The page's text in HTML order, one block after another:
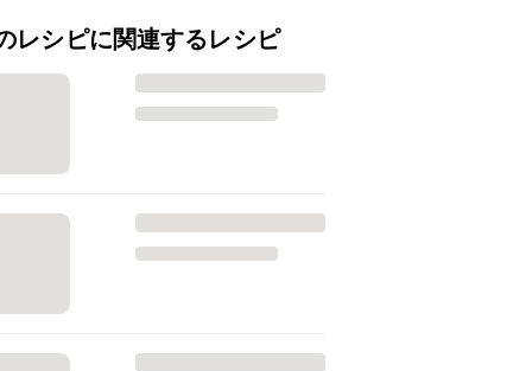
レシピに関連するレシピ